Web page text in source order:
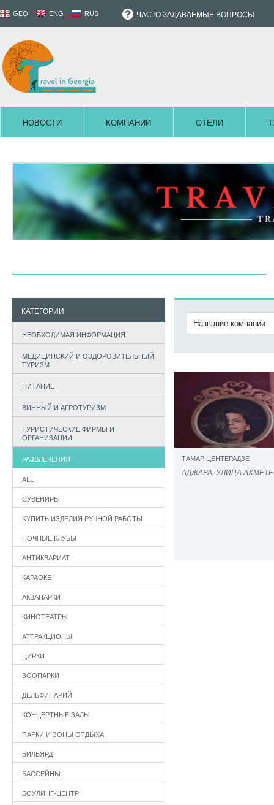
GEO ENG RUS ЧАСТО ЗАДАВАЕМЫЕ ВОПРОСЫ
НОВОСТИ КОМПАНИИ ОТЕЛИ
КАТЕГОРИИ
НЕОБХОДИМАЯ ИНФОРМАЦИЯ
МЕДИЦИНСКИЙ И ОЗДОРОВИТЕЛЬНЫЙ
ТУРИЗМ
ПИТАНИЕ
ВИННЫЙ И АГРОТУРИЗМ
ТУРИСТИЧЕСКИЕ ФИРМЫ И
ОРГАНИЗАЦИИ
РАЗВЛЕЧЕНИЯ
ALL
СУВЕНИРЫ
KУПИТЬ ИЗДЕЛИЯ РУЧНОЙ РАБОТЫ
НОЧНЫЕ КЛУБЫ
АНТИКВАРИАТ
КАРАОКЕ
АКВАПАРКИ
КИНОТЕАТРЫ
АТТРАКЦИОНЫ
ЦИРКИ
ЗООПАРКИ
ДЕЛЬФИНАРИЙ
КОНЦЕРТНЫЕ ЗАЛЫ
ПАРКИ И ЗОНЫ ОТДЫХА
БИЛЬЯРД
БАССЕЙНЫ
БОУЛИНГ-ЦЕНТР
ТАМАР ЦЕНТЕРАДЗЕ
АДЖАРА, УЛИЦА